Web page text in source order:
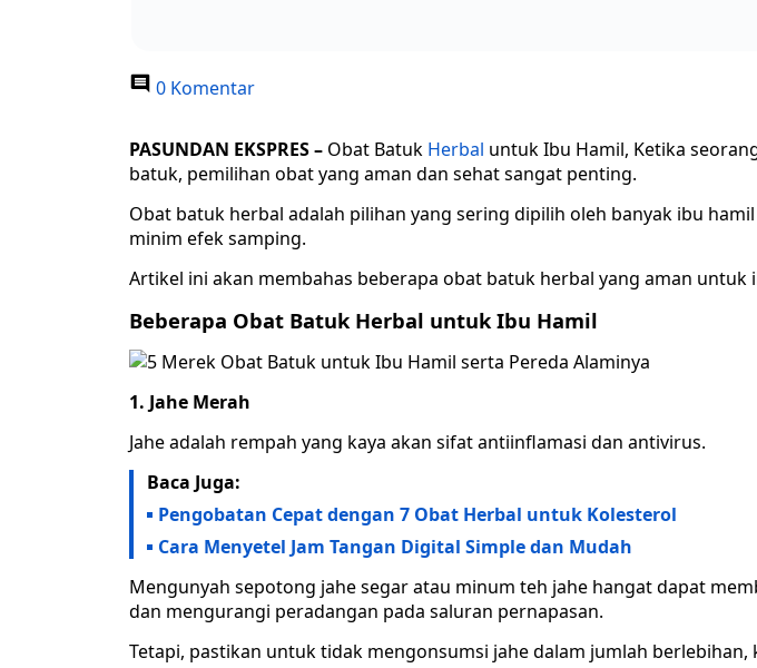
0 Komentar
PASUNDAN EKSPRES – Obat Batuk Herbal untuk Ibu Hamil, Ketika
batuk, pemilihan obat yang aman dan sehat sangat penting.
Obat batuk herbal adalah pilihan yang sering dipilih oleh banyak ibu
minim efek samping.
Artikel ini akan membahas beberapa obat batuk herbal yang aman untuk
Beberapa Obat Batuk Herbal untuk Ibu Hamil
1. Jahe Merah
Jahe adalah rempah yang kaya akan sifat antiinflamasi dan antivirus.
Baca Juga:
Pengobatan Cepat dengan 7 Obat Herbal untuk Kolesterol
Cara Menyetel Jam Tangan Digital Simple dan Mudah
Mengunyah sepotong jahe segar atau minum teh jahe hangat dapat
dan mengurangi peradangan pada saluran pernapasan.
Tetapi, pastikan untuk tidak mengonsumsi jahe dalam jumlah berlebihan,